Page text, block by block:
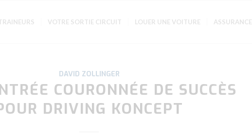
VOTRE SORTIE CIRCUIT LOUER UNE VOITURE ASSURANCE
DAVID ZOLLINGER
COURONNÉE DE SUCCÈS
DRIVING KONCEPT